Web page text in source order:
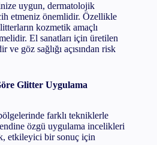
uygun, dermatolojik
etmeniz önemlidir. Özellikle
kozmetik amaçlı
El sanatları için üretilen
göz sağlığı açısından risk
Glitter Uygulama
farklı tekniklerle
özgü uygulama incelikleri
etkileyici bir sonuç için